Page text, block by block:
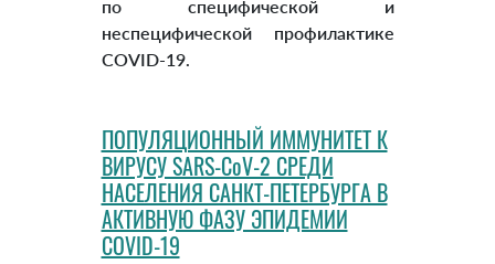
по специфической и
неспецифической профилактике
COVID-19.
ПОПУЛЯЦИОННЫЙ ИММУНИТЕТ К
ВИРУСУ SARS-CoV-2 СРЕДИ
НАСЕЛЕНИЯ САНКТ-ПЕТЕРБУРГА В
АКТИВНУЮ ФАЗУ ЭПИДЕМИИ
COVID-19